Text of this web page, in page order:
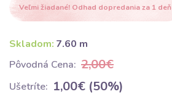
Veľmi žiadané! Odhad dopredania za 1 deň
Skladom: 7.60 m
Pôvodná Cena: 2,00€
Ušetríte: 1,00€ (50%)